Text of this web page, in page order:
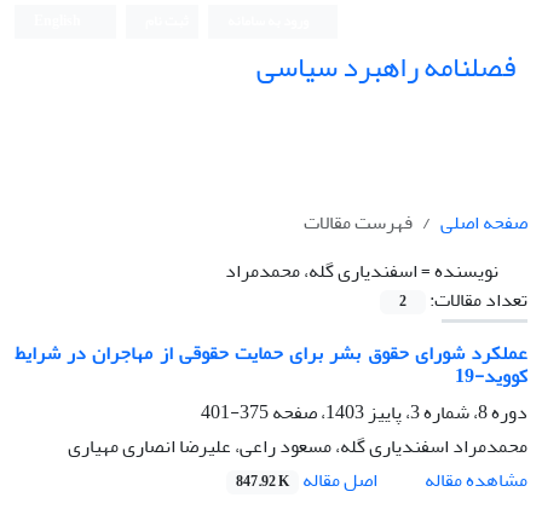
فصلنامه راهبرد سیاسی
صفحه اصلی
فهرست مقالات
نویسنده =اسفندیاری گله، محمدمراد
تعداد مقالات:
2
عملکرد شورای حقوق بشر برای حمایت حقوقی از مهاجران در شرایط
کووید-19
دوره 8، شماره 3، پاییز 1403، صفحه
375-401
محمدمراد اسفندیاری گله، مسعود راعی، علیرضا انصاری مهیاری
مشاهده مقاله
اصل مقاله 847.92 K